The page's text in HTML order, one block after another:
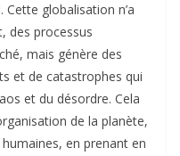
globalisation n’a
des processus
mais génère des
et de catastrophes qui
et du désordre. Cela
de la planète,
en prenant en